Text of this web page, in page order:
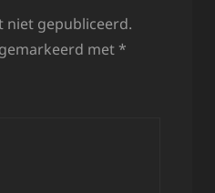
niet gepubliceerd.
met *